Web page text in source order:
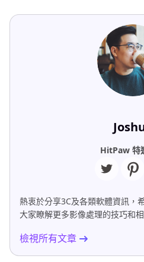
HitPaw 特
熱衷於分享3C及各類軟體資訊，
大家瞭解更多影像處理的技巧和
檢視所有文章